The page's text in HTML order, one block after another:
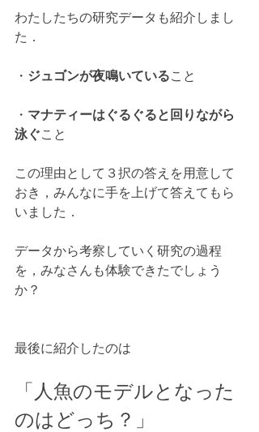
わたしたちの研究データも紹介しまし
た．
・ ジュゴンが夜鳴いていること
・ マナティーはぐるぐると回りながら
泳ぐこと
この理由として３択の答えを用意して
おき，みんなに手を上げて答えてもら
いました．
データから考察していく研究の過程
を，みなさんも体験できたでしょう
か？
最後に紹介したのは
「人魚のモデルとなった
のはどっち？」